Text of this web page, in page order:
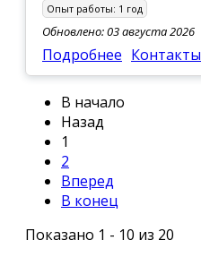
Опыт работы: 1 год
Обновлено: 03 августа 2026
Подробнее Контакты
В начало
Назад
1
2
Вперед
В конец
Показано 1 - 10 из 20